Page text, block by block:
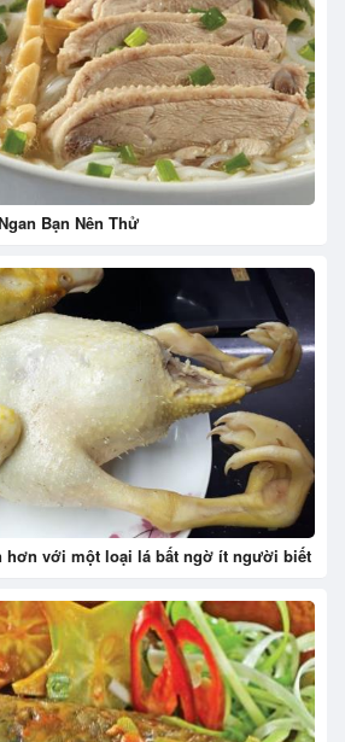
Bạn Nên Thử
hơn với một loại lá bất ngờ ít người biết